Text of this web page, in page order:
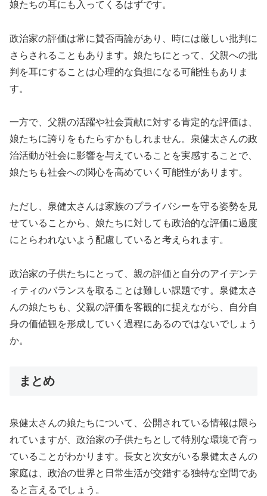
娘たちの耳にも入ってくるはずです。
政治家の評価は常に賛否両論があり、時には厳しい批判に
さらされることもあります。娘たちにとって、父親への批
判を耳にすることは心理的な負担になる可能性もありま
す。
一方で、父親の活躍や社会貢献に対する肯定的な評価は、
娘たちに誇りをもたらすかもしれません。泉健太さんの政
治活動が社会に影響を与えていることを実感することで、
娘たちも社会への関心を高めていく可能性があります。
ただし、泉健太さんは家族のプライバシーを守る姿勢を見
せていることから、娘たちに対しても政治的な評価に過度
にとらわれないよう配慮していると考えられます。
政治家の子供たちにとって、親の評価と自分のアイデンテ
ィティのバランスを取ることは難しい課題です。泉健太さ
んの娘たちも、父親の評価を客観的に捉えながら、自分自
身の価値観を形成していく過程にあるのではないでしょう
か。
まとめ
泉健太さんの娘たちについて、公開されている情報は限ら
れていますが、政治家の子供たちとして特別な環境で育っ
ていることがわかります。長女と次女がいる泉健太さんの
家庭は、政治の世界と日常生活が交錯する独特な空間であ
ると言えるでしょう。